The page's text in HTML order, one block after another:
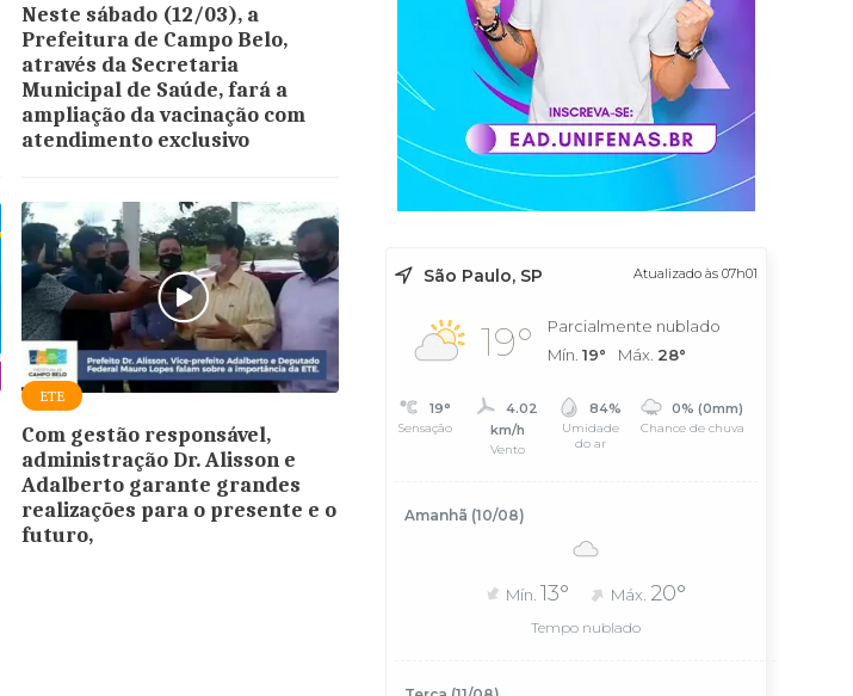
Neste sábado (12/03), a
Prefeitura de Campo Belo,
através da Secretaria
Municipal de Saúde, fará a
ampliação da vacinação com
atendimento exclusivo
ETE
Com gestão responsável,
administração Dr. Alisson e
Adalberto garante grandes
realizações para o presente e o
futuro,
São Paulo, SP Atualizado às 07h01
19°
Parcialmente nublado
Mín. 19° Máx. 28°
19°
Sensação
4.02
km/h
Vento
84%
Umidade
do ar
0% (0mm)
Chance de chuva
Amanhã (10/08)
Mín. 13° Máx. 20°
Tempo nublado